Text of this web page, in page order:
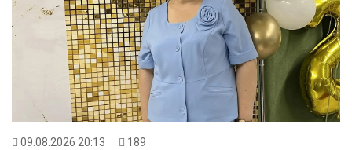
09.08.2026 20:13 189